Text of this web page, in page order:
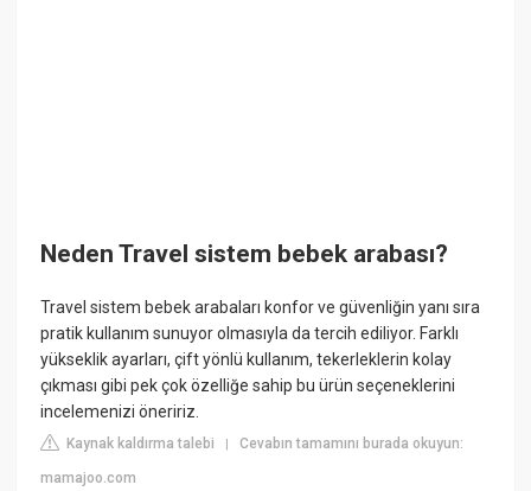
Neden Travel sistem bebek arabası?
Travel sistem bebek arabaları konfor ve güvenliğin yanı sıra
pratik kullanım sunuyor olmasıyla da tercih ediliyor. Farklı
yükseklik ayarları, çift yönlü kullanım, tekerleklerin kolay
çıkması gibi pek çok özelliğe sahip bu ürün seçeneklerini
incelemenizi öneririz.
Kaynak kaldırma talebi |Cevabın tamamını burada okuyun:
mamajoo.com